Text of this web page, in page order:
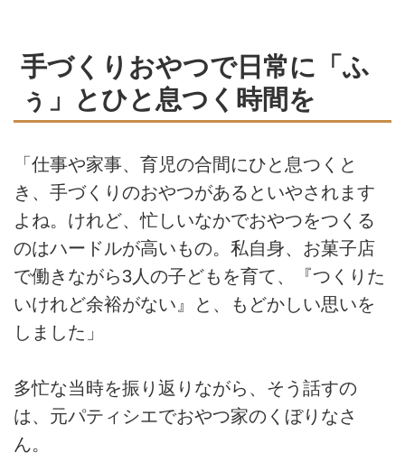
手づくりおやつで日常に「ふ
ぅ」とひと息つく時間を
「仕事や家事、育児の合間にひと息つくと
き、手づくりのおやつがあるといやされます
よね。けれど、忙しいなかでおやつをつくる
のはハードルが高いもの。私自身、お菓子店
で働きながら3人の子どもを育て、『つくりた
いけれど余裕がない』と、もどかしい思いを
しました」
多忙な当時を振り返りながら、そう話すの
は、元パティシエでおやつ家のくぼりなさ
ん。